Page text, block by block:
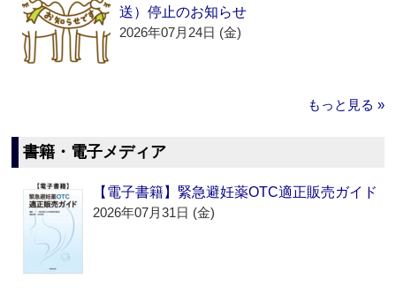
送）停止のお知らせ
2026年07月24日 (金)
もっと見る »
書籍・電子メディア
【電子書籍】緊急避妊薬OTC適正販売ガイド
2026年07月31日 (金)